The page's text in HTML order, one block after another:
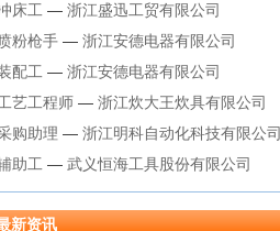
床工 — 浙江盛迅工贸有限公司
粉枪手 — 浙江安德电器有限公司
配工 — 浙江安德电器有限公司
艺工程师 — 浙江炊大王炊具有限公司
购助理 — 浙江明科自动化科技有限公司
助工 — 武义恒海工具股份有限公司
新资讯